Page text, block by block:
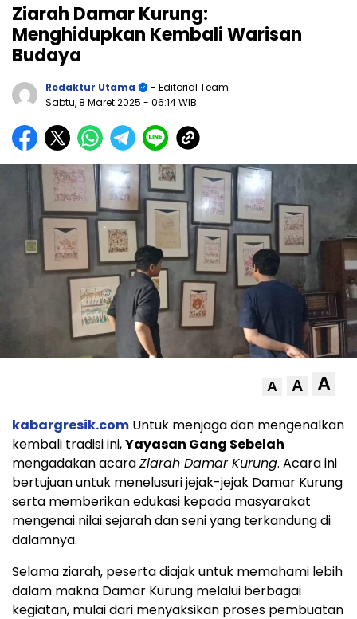
Ziarah Damar Kurung:
Menghidupkan Kembali Warisan
Budaya
Redaktur Utama
- Editorial Team
Sabtu, 8 Maret 2025 - 06:14 WIB
A A A
kabargresik.com Untuk menjaga dan mengenalkan
kembali tradisi ini,Yayasan Gang Sebelah
mengadakan acaraZiarah Damar Kurung. Acara ini
bertujuan untuk menelusuri jejak-jejak Damar Kurung
serta memberikan edukasi kepada masyarakat
mengenai nilai sejarah dan seni yang terkandung di
dalamnya.
Selama ziarah, peserta diajak untuk memahami lebih
dalam makna Damar Kurung melalui berbagai
kegiatan, mulai dari menyaksikan proses pembuatan